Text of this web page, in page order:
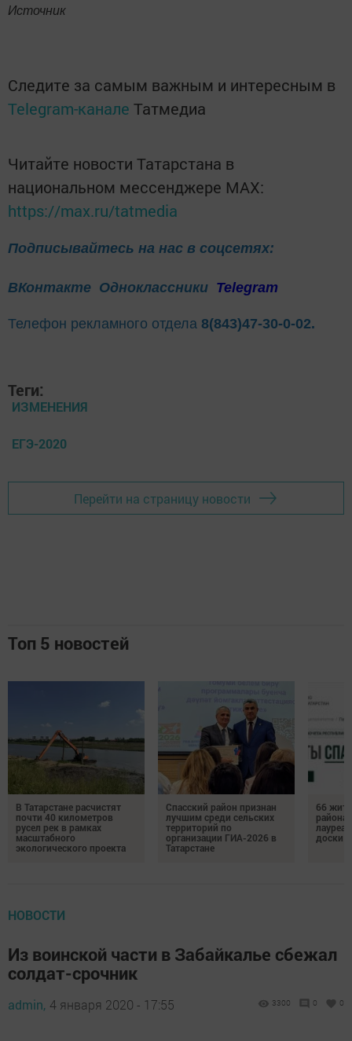
Источник
Следите за самым важным и интересным в
Telegram-канале Татмедиа
Читайте новости Татарстана в
национальном мессенджере MАХ:
https://max.ru/tatmedia
Подписывайтесь на нас в соцсетях:
ВКонтакте Одноклассники Telegram
Телефон рекламного отдела 8(843)47-30-0-02.
Теги:
ИЗМЕНЕНИЯ
ЕГЭ-2020
Перейти на страницу новости
Топ 5 новостей
В Татарстане расчистят
почти 40 километров
русел рек в рамках
масштабного
экологического проекта
Спасский район признан
лучшим среди сельских
территорий по
организации ГИА-2026 в
Татарстане
66
района
доски
НОВОСТИ
Из воинской части в Забайкалье сбежал
солдат-срочник
admin, 4 января 2020 - 17:55 3300 0 0